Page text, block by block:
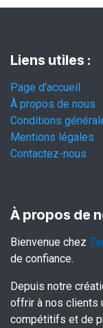
Liens utiles :
Page d'accueil
À propos de nous
Conditions
Mentions légales
Contactez-nous
À propos de
Bienvenue chez
de confiance.
Depuis notre
offrir à nos clients
compétitifs et de